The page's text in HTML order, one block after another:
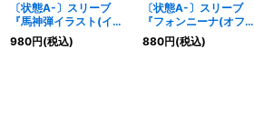
〔状態A-〕スリーブ
『馬神弾イラスト(イラ
スト横向き)』50枚
【-】{-}《サプライ》
980円(税込)
〔状態A-〕スリーブ
『フォンニーナ(オフィ
シャルカードスリーブ
2024)』50枚【-】{-}
880円(税込)